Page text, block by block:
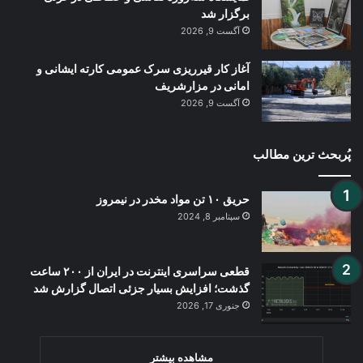
برگزار شد
آگست 9, 2026
آغاز کار قیرریزی سرک عمومی کارته ایشانی و
امانی در مزارشریف
آگست 9, 2026
پُربحث ترین مطالب
حریق ۱۰ تن مواد مخدر در نیمروز
سپتامبر 8, 2024
قطعی سراسری اینترنت در ایران از ۲۰۰ ساعت
گذشت؛ افزایش بسیار جزئی اتصال گزارش شد
جنوری 17, 2026
مشاهده بیشتر